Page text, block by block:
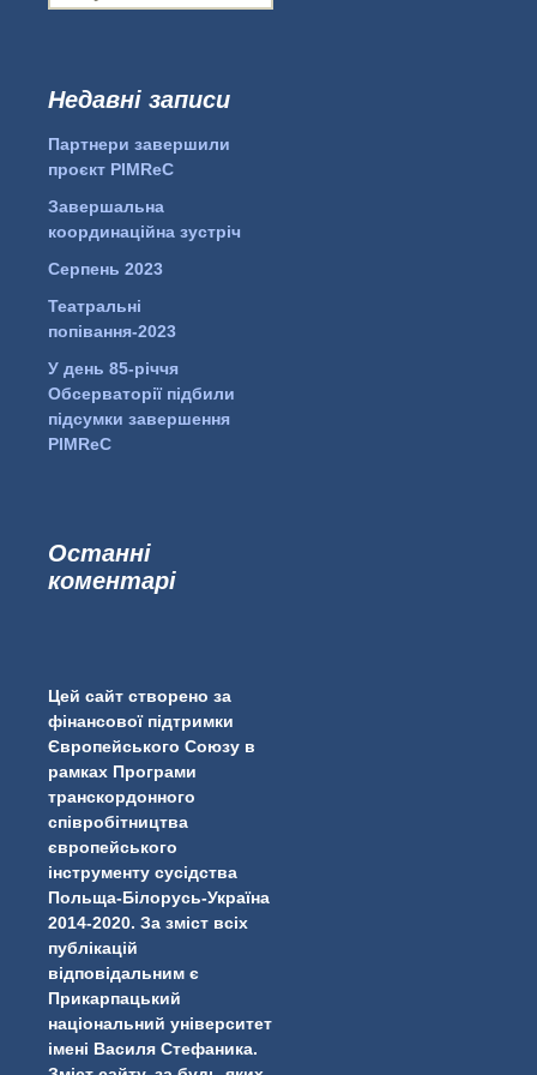
#PipIvanToday
pimrec_project
о
:Недавні записи
Партнери завершили
проєкт PIMReC
Завершальна
координаційна зустріч
Серпень 2023
Театральні
попівання-2023
У день 85-річчя
Обсерваторії підбили
підсумки завершення
PIMReC
Останні
коментарі
Цей сайт створено за
фінансової підтримки
Європейського Союзу в
рамках Програми
транскордонного
співробітництва
європейського
інструменту сусідства
Польща-Білорусь-Україна
2014-2020. За зміст всіх
публікацій
відповідальним є
Прикарпацький
національний університет
імені Василя Стефаника.